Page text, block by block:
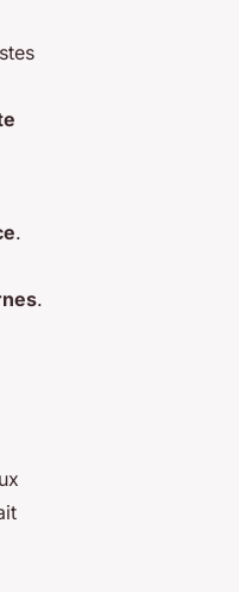
.
.